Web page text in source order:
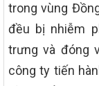
trong vùng
đều bị nhiễm
trưng và đóng
công ty tiến